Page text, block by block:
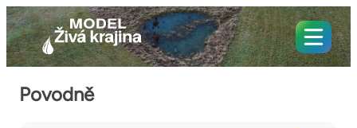
Povodně